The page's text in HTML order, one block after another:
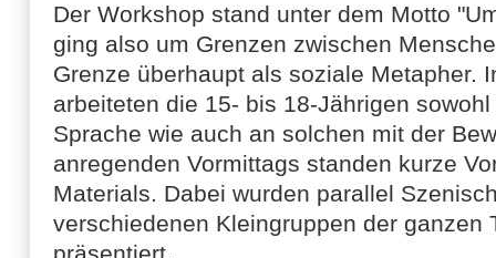
Der Workshop stand unter dem Motto
ging also um Grenzen zwischen
Grenze überhaupt als soziale Metapher.
arbeiteten die 15- bis 18-Jährigen
Sprache wie auch an solchen mit der
anregenden Vormittags standen kurze
Materials. Dabei wurden parallel
verschiedenen Kleingruppen der ganzen